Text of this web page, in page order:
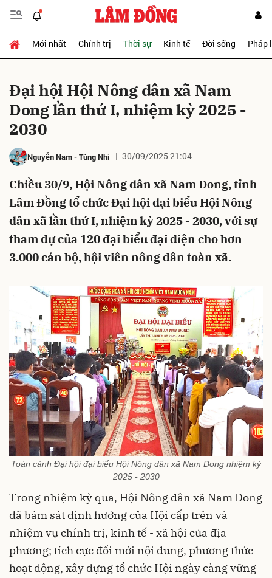
Mới nhất Chính trị Thời sự Kinh tế Đời sống Pháp
Đại hội Hội Nông dân xã Nam
Dong lần thứ I, nhiệm kỳ 2025 -
2030
Nguyễn Nam-Tùng Nhi 30/09/2025 21:04
Chiều 30/9, Hội Nông dân xã Nam Dong, tỉnh
Lâm Đồng tổ chức Đại hội đại biểu Hội Nông
dân xã lần thứ I, nhiệm kỳ 2025 - 2030, với sự
tham dự của 120 đại biểu đại diện cho hơn
3.000 cán bộ, hội viên nông dân toàn xã.
Toàn cảnh Đại hội đại biểu Hội Nông dân xã Nam Dong nhiệm kỳ
2025 - 2030
Trong nhiệm kỳ qua, Hội Nông dân xã Nam Dong
đã bám sát định hướng của Hội cấp trên và
nhiệm vụ chính trị, kinh tế - xã hội của địa
phương; tích cực đổi mới nội dung, phương thức
hoạt động, xây dựng tổ chức Hội ngày càng vững
Gửi bình luận
Hủy Gửi